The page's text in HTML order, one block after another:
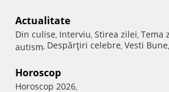
Actualitate
Din culise, Interviu, Stirea zilei, Tema
autism, Despărţiri celebre, Vesti Bune,
Horoscop
Horoscop 2026,